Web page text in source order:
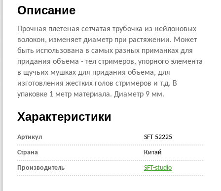
Описание
Прочная плетеная сетчатая трубочка из нейлоновых
волокон, изменяет диаметр при растяжении. Может
быть использована в самых разных приманках для
придания объема - тел стримеров, упорного элемента
в щучьих мушках для придания объема, для
изготовления жестких голов стримеров и т.д. В
упаковке 1 метр материала. Диаметр 9 мм.
Характеристики
Артикул SFT 52225
Страна Китай
Производитель SFT-studio